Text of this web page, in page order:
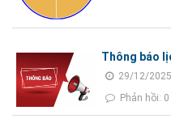
Thông báo
29/12/
Phản hồi: 0